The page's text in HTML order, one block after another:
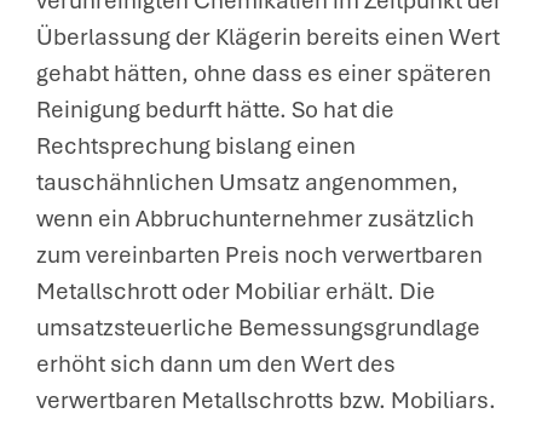
Überlassung der Klägerin bereits einen Wert
gehabt hätten, ohne dass es einer späteren
Reinigung bedurft hätte. So hat die
Rechtsprechung bislang einen
tauschähnlichen Umsatz angenommen,
wenn ein Abbruchunternehmer zusätzlich
zum vereinbarten Preis noch verwertbaren
Metallschrott oder Mobiliar erhält. Die
umsatzsteuerliche Bemessungsgrundlage
erhöht sich dann um den Wert des
verwertbaren Metallschrotts bzw. Mobiliars.